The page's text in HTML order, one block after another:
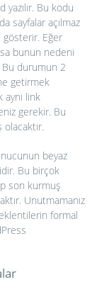
Bu kodu
sayfalar açılmaz
gösterir. Eğer
bunun nedeni
Bu durumun 2
getirmek
aynı link
gerekir. Bu
beyaz
Bu birçok
son kurmuş
Unutmamanız
formal